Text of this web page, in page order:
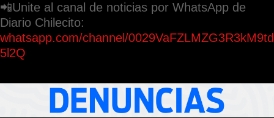
📲Unite al canal de noticias por WhatsApp de
Diario Chilecito:
whatsapp.com/channel/0029VaFZLMZG3R3kM9td
5l2Q